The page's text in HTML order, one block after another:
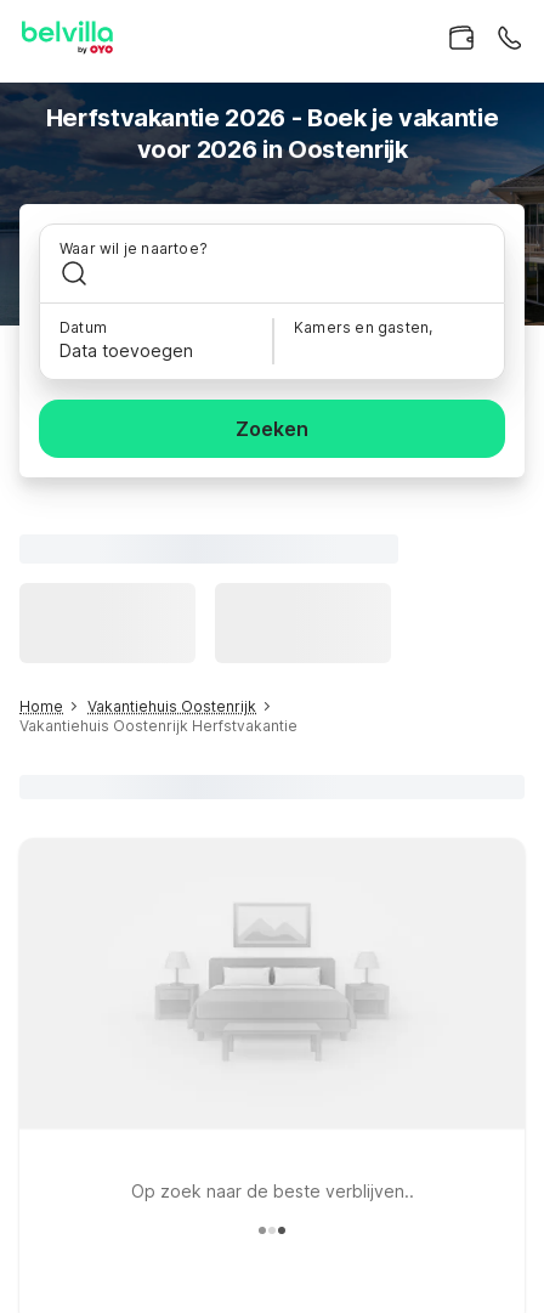
Herfstvakantie 2026 - Boek je vakantie
voor 2026 in Oostenrijk
Waar wil je naartoe?
Datum
Data toevoegen
Kamers en gasten,
Zoeken
Home
Vakantiehuis Oostenrijk
Vakantiehuis Oostenrijk Herfstvakantie
Op zoek naar de beste verblijven..